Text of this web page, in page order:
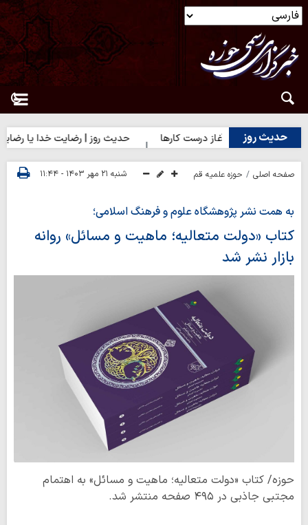
حدیث روز
حدیث روز | آغاز درست کارها حدیث روز | رضایت خدا یا رضایت
صفحه اصلی حوزه علمیه قم شنبه ۲۱ مهر ۱۴۰۳ - ۱۱:۴۴
به همت نشر پژوهشگاه علوم و فرهنگ اسلامی؛
کتاب «دولت متعالیه؛ ماهیت و مسائل» روانه
بازار نشر شد
حوزه/ کتاب «دولت متعالیه؛ ماهیت و مسائل» به اهتمام
مجتبی جاذبی در ۴۹۵ صفحه منتشر شد.